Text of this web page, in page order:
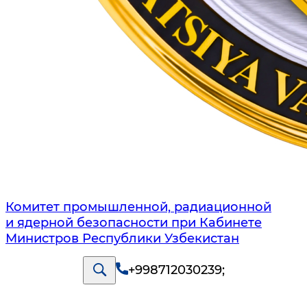
Комитет промышленной, радиационной
и ядерной безопасности при Кабинете
Министров Республики Узбекистан
+998712030239;